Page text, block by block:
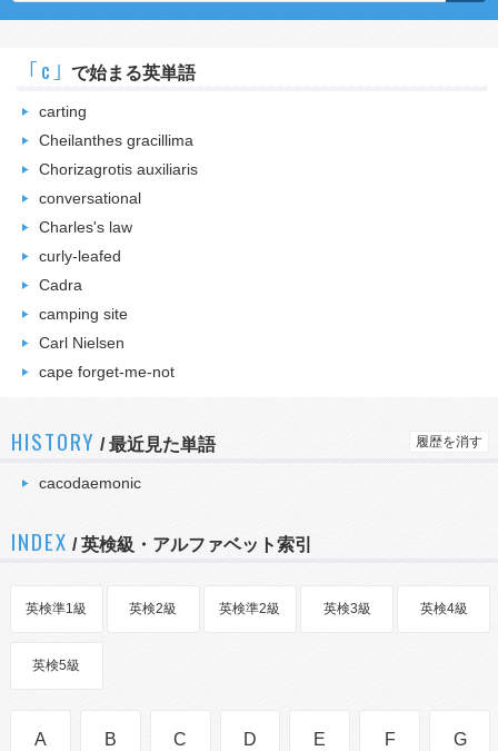
｢c｣ で始まる英単語
carting
Cheilanthes gracillima
Chorizagrotis auxiliaris
conversational
Charles's law
curly-leafed
Cadra
camping site
Carl Nielsen
cape forget-me-not
HISTORY /最近見た単語 履歴を消す
cacodaemonic
INDEX / 英検級・アルファベット索引
英検準1級 英検2級 英検準2級 英検3級 英検4級
英検5級
A B C D E F G